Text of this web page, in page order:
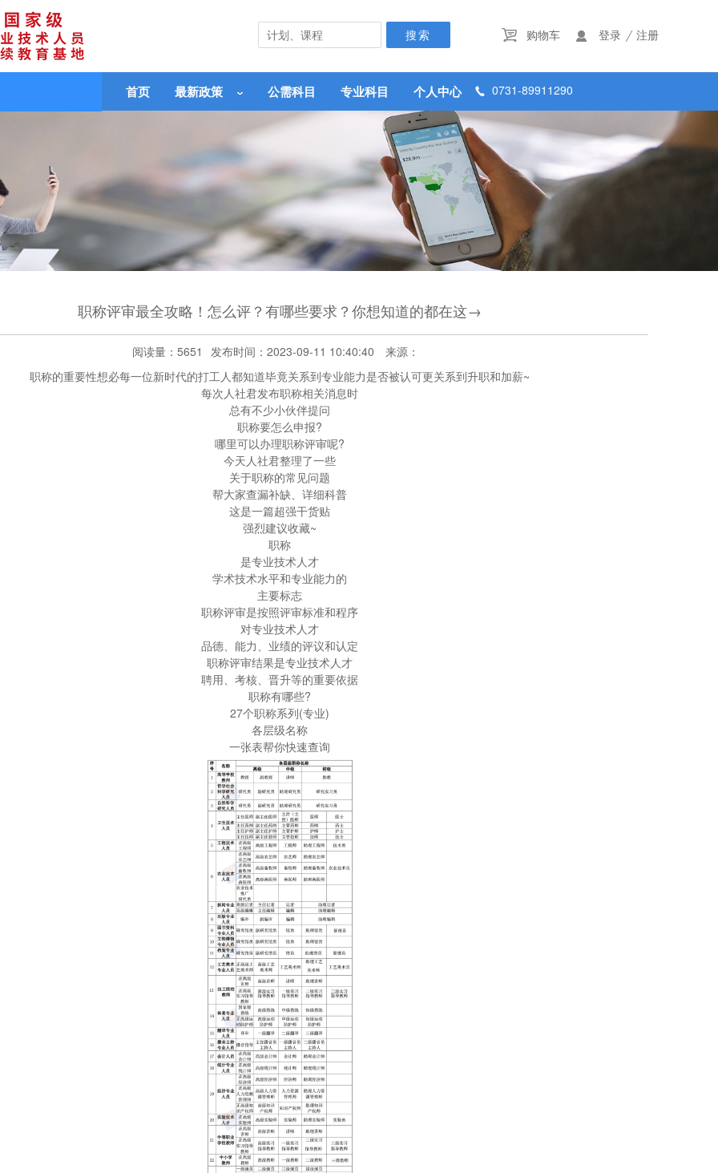
 购物车  登录 / 注册
首页 最新政策 公需科目 专业科目 个人中心  0731-89911290
职称评审最全攻略！怎么评？有哪些要求？你想知道的都在这→
阅读量：5651 发布时间：2023-09-11 10:40:40
来源：
职称的重要性想必每一位新时代的打工人都知道毕竟关系到专业能力是否被认可更关系到升职和加薪~
每次人社君发布职称相关消息时
总有不少小伙伴提问
职称要怎么申报?
哪里可以办理职称评审呢?
今天人社君整理了一些
关于职称的常见问题
帮大家查漏补缺、详细科普
这是一篇超强干货贴
强烈建议收藏~
职称
是专业技术人才
学术技术水平和专业能力的
主要标志
职称评审是按照评审标准和程序
对专业技术人才
品德、能力、业绩的评议和认定
职称评审结果是专业技术人才
聘用、考核、晋升等的重要依据
职称有哪些?
27个职称系列(专业)
各层级名称
一张表帮你快速查询